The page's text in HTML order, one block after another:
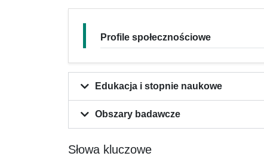
Profile społecznościowe
Edukacja i stopnie naukowe
Obszary badawcze
Słowa kluczowe